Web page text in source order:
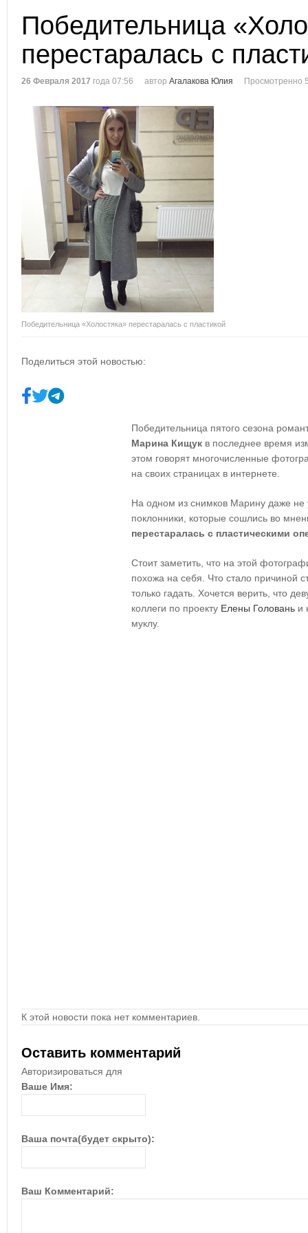
Победительница
перестаралась с
26 Февраля 2017 года 07:56 автор Агалакова Юлия Просмотренно
Победительница «Холостяка» перестаралась с пластикой
Поделиться этой новостью:
Победительница пятого сезона
Марина Кищук в последнее время
этом говорят многочисленные
на своих страницах в интернете.
На одном из снимков Марину даже
поклонники, которые сошлись во
перестаралась с пластическими
Стоит заметить, что на этой
похожа на себя. Что стало причиной
только гадать. Хочется верить, что
коллеги по проекту Елены Головань и
муклу.
К этой новости пока нет комментариев.
Оставить комментарий
Авторизироваться для
Ваше Имя:
Ваша почта(будет скрыто):
Ваш Комментарий: